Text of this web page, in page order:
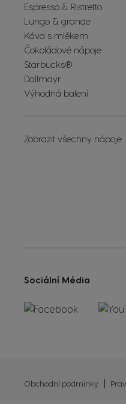
Espresso & Ristretto
Lungo & grande
Káva s mlékem
Čokoládové nápoje
Starbucks®
Dallmayr
Výhodná balení
Zobrazit všechny nápoje
Sociální Média
Obchodní podmínky